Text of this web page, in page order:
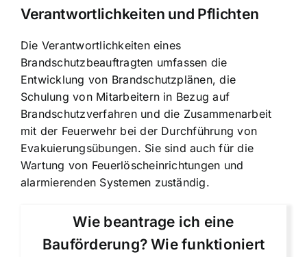
Verantwortlichkeiten und Pflichten
Die Verantwortlichkeiten eines
Brandschutzbeauftragten umfassen die
Entwicklung von Brandschutzplänen, die
Schulung von Mitarbeitern in Bezug auf
Brandschutzverfahren und die Zusammenarbeit
mit der Feuerwehr bei der Durchführung von
Evakuierungsübungen. Sie sind auch für die
Wartung von Feuerlöscheinrichtungen und
alarmierenden Systemen zuständig.
Wie beantrage ich eine
Bauförderung? Wie funktioniert